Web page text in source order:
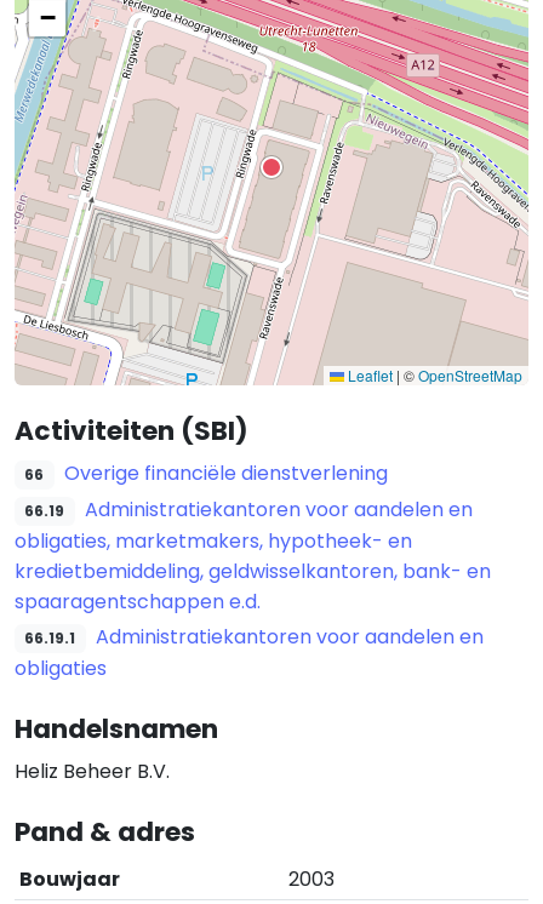
−
Leaflet | ©OpenStreetMap
Activiteiten (SBI)
66 Overige financiële dienstverlening
66.19
Administratiekantoren voor aandelen en
obligaties, marketmakers, hypotheek- en
kredietbemiddeling, geldwisselkantoren, bank- en
spaaragentschappen e.d.
66.19.1
Administratiekantoren voor aandelen en
obligaties
Handelsnamen
Heliz Beheer B.V.
Pand & adres
Bouwjaar
2003